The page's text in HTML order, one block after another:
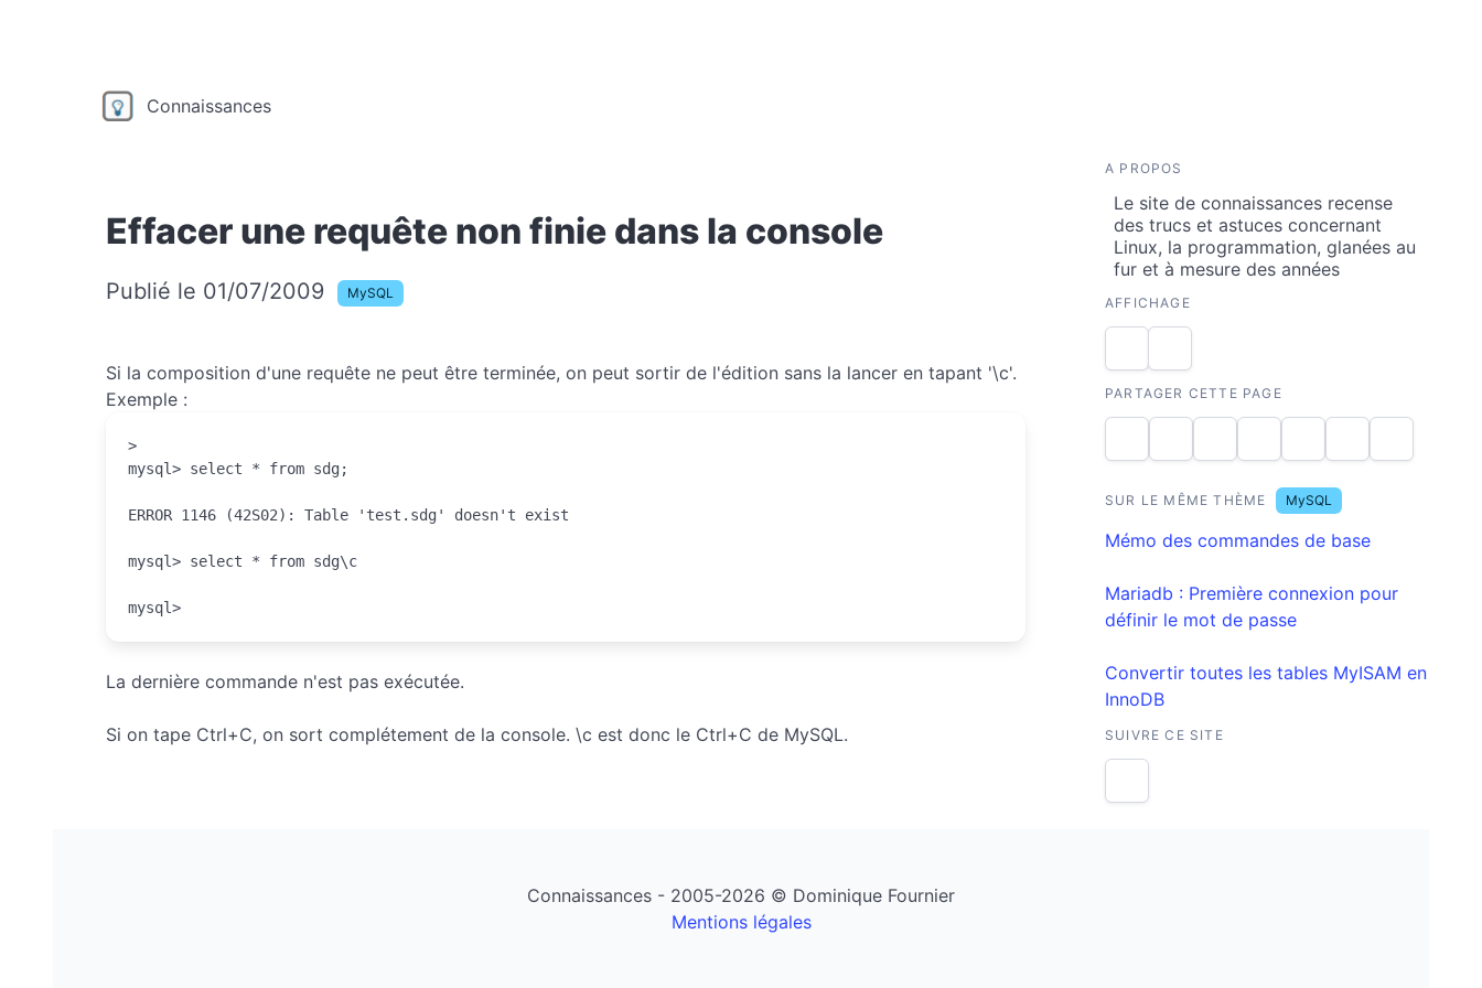
Connaissances
Effacer une requête non finie dans la console
Publié le 01/07/2009 MySQL
Si la composition d'une requête ne peut être terminée, on peut sortir de l'édition sans la lancer en tapant '\c'.
Exemple :
>
mysql>
La dernière commande n'est pas exécutée.
Si on tape Ctrl+C, on sort complétement de la console. \c est donc le Ctrl+C de MySQL.
A PROPOS
Le site de connaissances recense
des trucs et astuces concernant
Linux, la programmation, glanées au
fur et à mesure des années
AFFICHAGE
PARTAGER CETTE PAGE
SUR LE MÊME THÈME MySQL
Mémo des commandes de base
Mariadb : Première connexion pour
définir le mot de passe
Convertir toutes les tables MyISAM en
InnoDB
SUIVRE CE SITE
Connaissances - 2005-2026 © Dominique Fournier
Mentions légales